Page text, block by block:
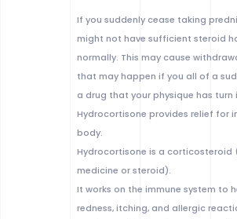
If you suddenly cease taking
might not have sufficient steroid
normally. This may cause
that may happen if you all of a
a drug that your physique has
Hydrocortisone provides relief for
body.
Hydrocortisone is a corticosteroid
medicine or steroid).
It works on the immune system to
redness, itching, and allergic